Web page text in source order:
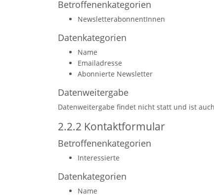
Betroffenenkategorien
NewsletterabonnentInnen
Datenkategorien
Name
Emailadresse
Abonnierte Newsletter
Datenweitergabe
Datenweitergabe findet nicht statt und ist
2.2.2 Kontaktformular
Betroffenenkategorien
Interessierte
Datenkategorien
Name